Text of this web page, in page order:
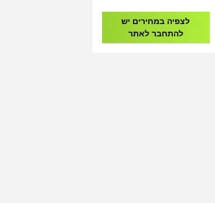
לצפיה במחירים יש
להתחבר לאתר